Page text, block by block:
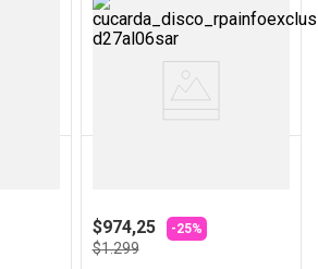
Ver
Producto
$974,25 -25%
$1.299